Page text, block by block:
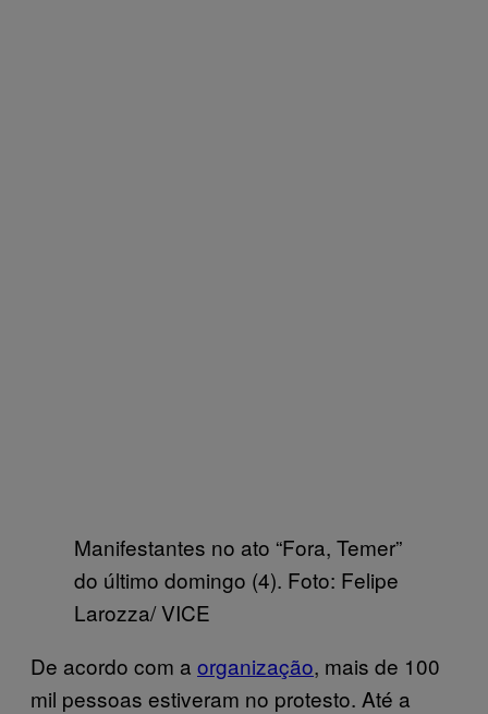
Manifestantes no ato “Fora, Temer”
do último domingo (4). Foto: Felipe
Larozza/ VICE
De acordo com a organização, mais de 100
mil pessoas estiveram no protesto. Até a